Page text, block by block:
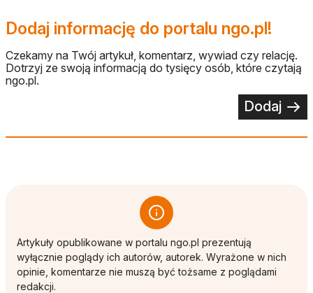
Dodaj informację do portalu ngo.pl!
Czekamy na Twój artykuł, komentarz, wywiad czy relację.
Dotrzyj ze swoją informacją do tysięcy osób, które czytają
ngo.pl.
Dodaj
Artykuły opublikowane w portalu ngo.pl prezentują
wyłącznie poglądy ich autorów, autorek. Wyrażone w nich
opinie, komentarze nie muszą być tożsame z poglądami
redakcji.